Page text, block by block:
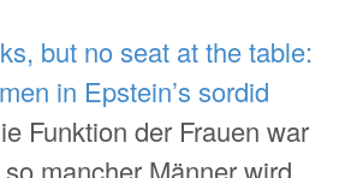
but no seat at the table:
in Epstein’s sordid
Funktion der Frauen war
mancher Männer wird